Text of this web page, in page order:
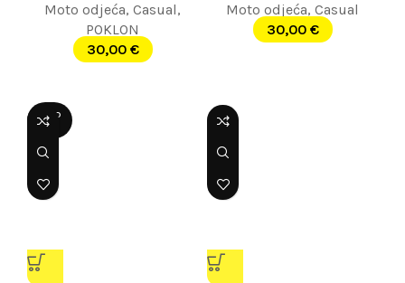
Moto odjeća, Casual,
POKLON
30,00 €
Moto odjeća, Casual
30,00 €
SOLD
OUT